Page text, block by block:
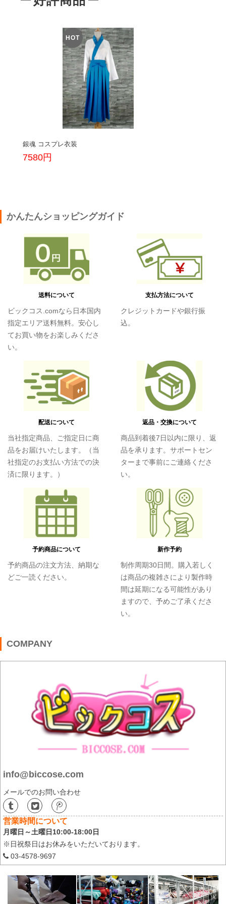
HOT
銀魂 コスプレ衣装
7580円
かんたんショッピングガイド
送料について
ビックコス.comなら日本国内
指定エリア送料無料。安心し
てお買い物をお楽しみくださ
い。
支払方法について
クレジットカードや銀行振
込。
配送について
当社指定商品、ご指定日に商
品をお届けいたします。（当
社指定のお支払い方法での決
済に限ります。）
返品・交換について
商品到着後7日以内に限り、返
品を承ります。サポートセン
ターまで事前にご連絡くださ
い。
予約商品について
予約商品の注文方法、納期な
どご一読ください。
新作予約
制作周期30日間。購入若しく
は商品の複雑さにより製作時
間は延期になる可能性があり
ますので、予めご了承くださ
い。
COMPANY
info@biccose.com
メールでのお問い合わせ
営業時間について
月曜日～土曜日10:00-18:00日
※日祝祭日はお休みをいただいております。
03-4578-9697